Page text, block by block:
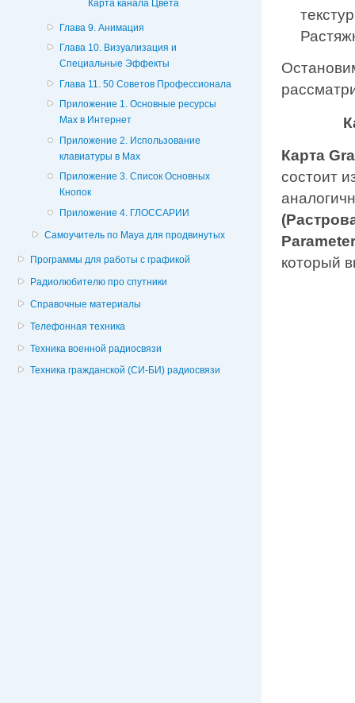
Карта канала Цвета
Глава 9. Анимация
Глава 10. Визуализация и
Специальные Эффекты
Глава 11. 50 Советов Профессионала
Приложение 1. Основные ресурсы
Мах в Интернет
Приложение 2. Использование
клавиатуры в Мах
Приложение 3. Список Основных
Кнопок
Приложение 4. ГЛОССАРИИ
Самоучитель по Maya для продвинутых
Программы для работы с графикой
Радиолюбителю про спутники
Справочные материалы
Телефонная техника
Техника военной радиосвязи
Техника гражданской (СИ-БИ) радиосвязи
Карта
состоит
который